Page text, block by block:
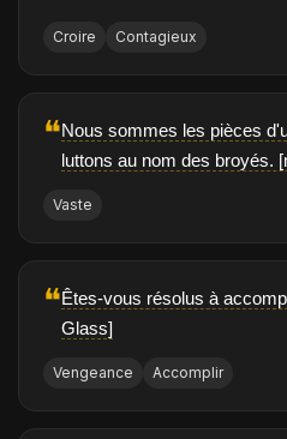
Croire Contagieux
❝Nous sommes les pièces
luttons au nom des broyés.
Vaste
❝Êtes-vous résolus à
Glass]
Vengeance Accomplir